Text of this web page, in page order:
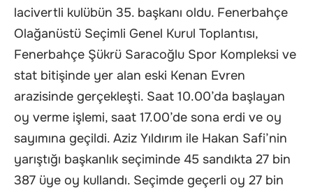
lacivertli kulübün 35. başkanı oldu. Fenerbahçe
Olağanüstü Seçimli Genel Kurul Toplantısı,
Fenerbahçe Şükrü Saracoğlu Spor Kompleksi ve
stat bitişinde yer alan eski Kenan Evren
arazisinde gerçekleşti. Saat 10.00’da başlayan
oy verme işlemi, saat 17.00’de sona erdi ve oy
sayımına geçildi. Aziz Yıldırım ile Hakan Safi’nin
yarıştığı başkanlık seçiminde 45 sandıkta 27 bin
387 üye oy kullandı. Seçimde geçerli oy 27 bin